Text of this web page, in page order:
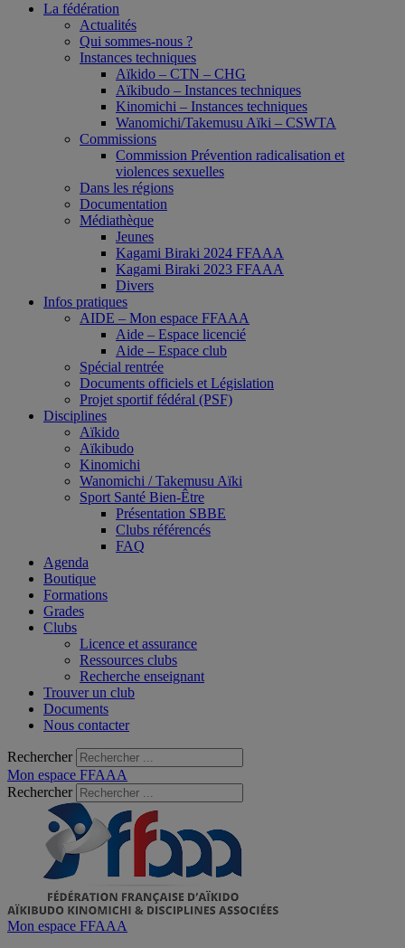
La fédération
Actualités
Qui sommes-nous ?
Instances techniques
Aïkido – CTN – CHG
Aïkibudo – Instances techniques
Kinomichi – Instances techniques
Wanomichi/Takemusu Aïki – CSWTA
Commissions
Commission Prévention radicalisation et
violences sexuelles
Dans les régions
Documentation
Médiathèque
Jeunes
Kagami Biraki 2024 FFAAA
Kagami Biraki 2023 FFAAA
Divers
Infos pratiques
AIDE – Mon espace FFAAA
Aide – Espace licencié
Aide – Espace club
Spécial rentrée
Documents officiels et Législation
Projet sportif fédéral (PSF)
Disciplines
Aïkido
Aïkibudo
Kinomichi
Wanomichi / Takemusu Aïki
Sport Santé Bien-Être
Présentation SBBE
Clubs référencés
FAQ
Agenda
Boutique
Formations
Grades
Clubs
Licence et assurance
Ressources clubs
Recherche enseignant
Trouver un club
Documents
Nous contacter
Rechercher
Mon espace FFAAA
Rechercher
Mon espace FFAAA